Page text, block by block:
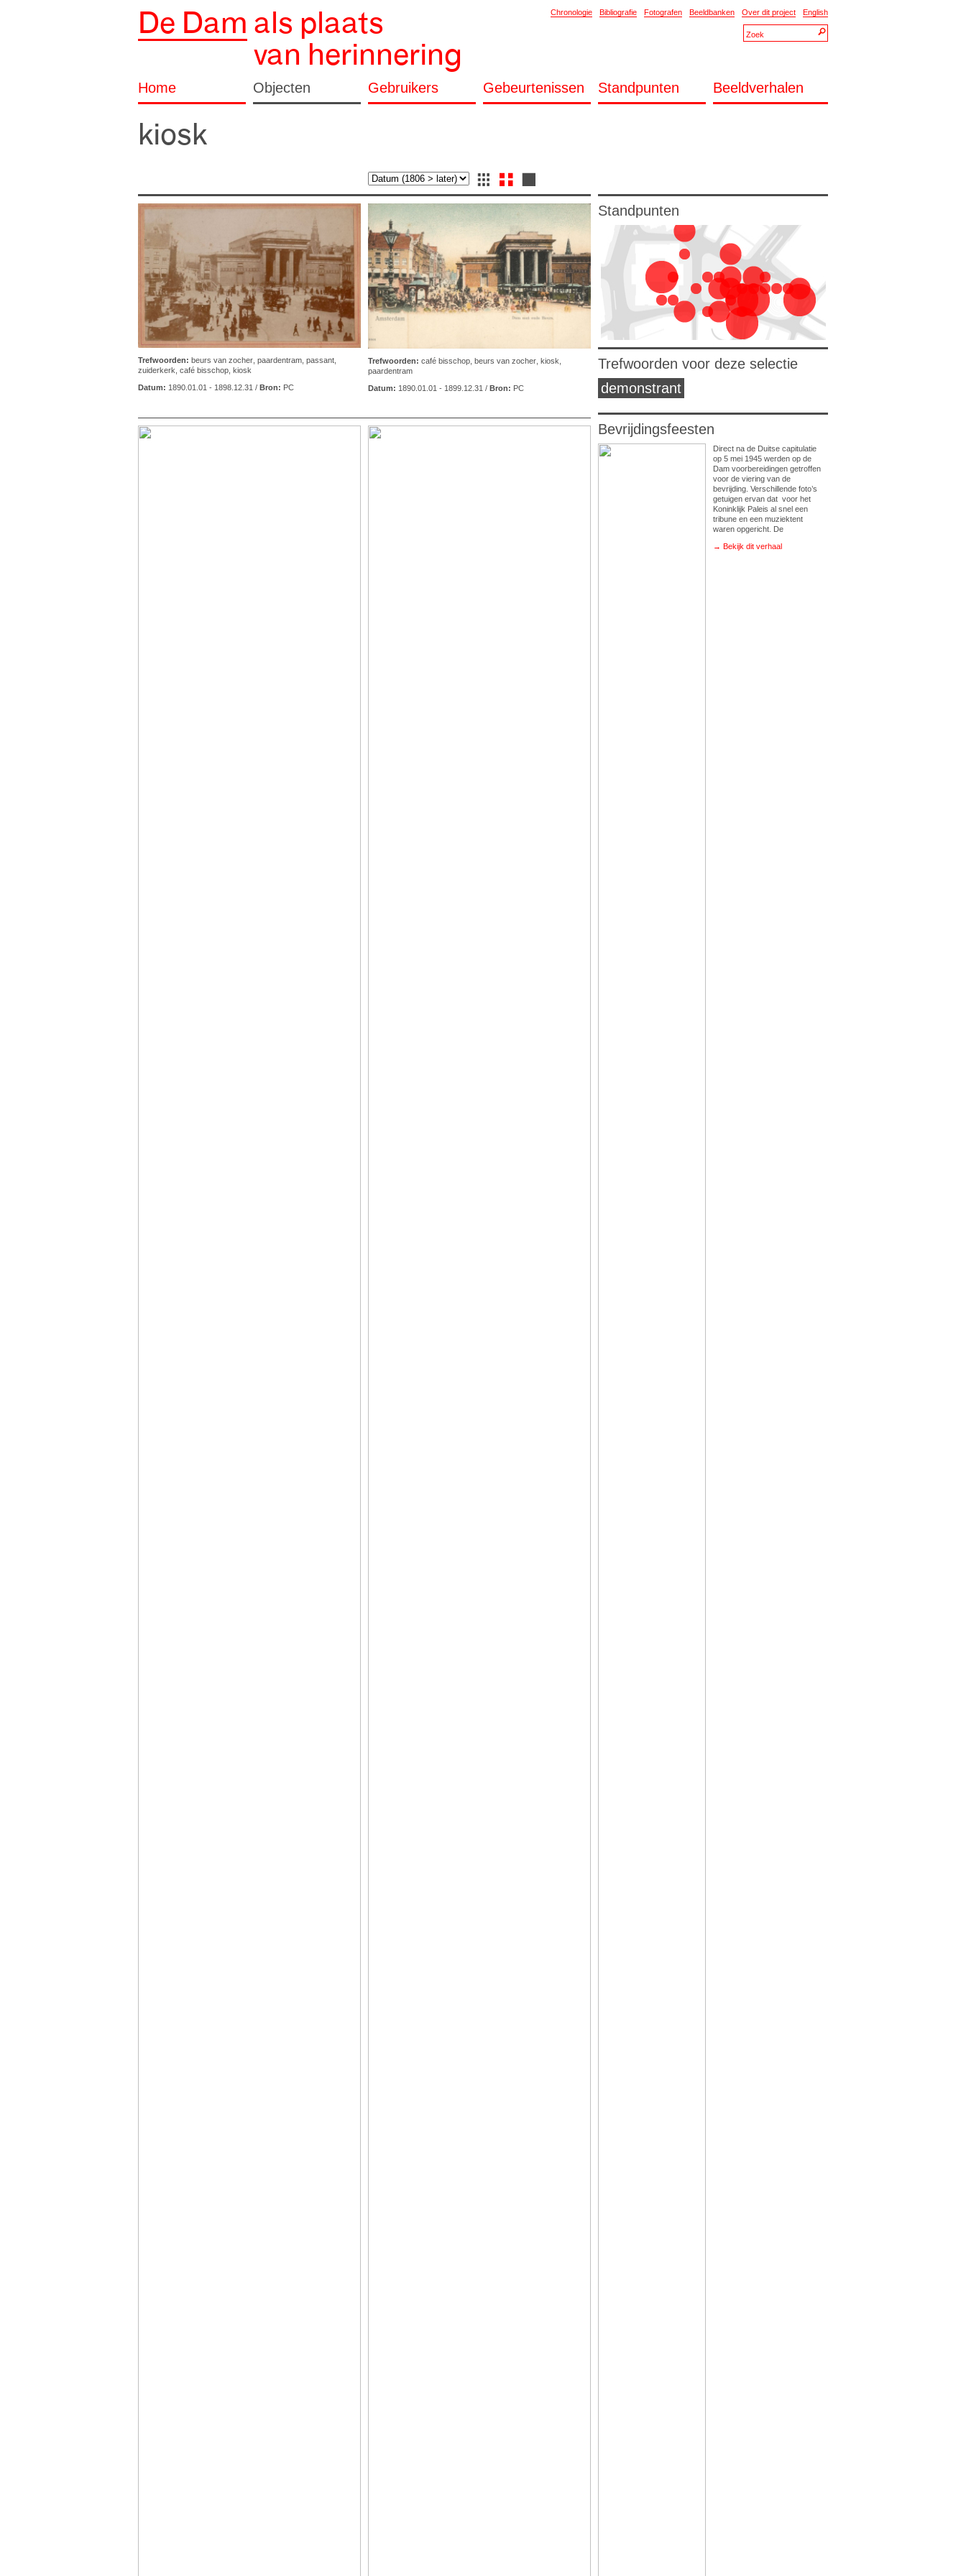
De Dam als plaats
van herinnering
Chronologie Bibliografie Fotografen Beeldbanken Over dit project English
Home Objecten Gebruikers Gebeurtenissen Standpunten Beeldverhalen
kiosk
Trefwoorden: beurs van zocher paardentram passant
zuiderkerk café bisschop kiosk
Datum: 1890.01.01 - 1898.12.31 / Bron: PC
Trefwoorden: café bisschop beurs van zocher kiosk
paardentram
Datum: 1890.01.01 - 1899.12.31 / Bron: PC
Standpunten
Trefwoorden voor deze selectie
demonstrant
Bevrijdingsfeesten
Direct na de Duitse capitulatie
op 5 mei 1945 werden op de
Dam voorbereidingen getroffen
voor de viering van de
bevrijding. Verschillende foto’s
getuigen ervan dat voor het
Koninklijk Paleis al snel een
tribune en een muziektent
waren opgericht. De
→ Bekijk dit verhaal